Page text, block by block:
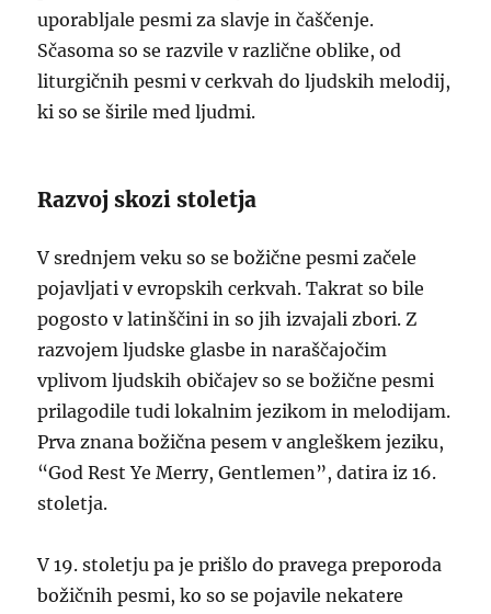
uporabljale pesmi za slavje in čaščenje.
Sčasoma so se razvile v različne oblike, od
liturgičnih pesmi v cerkvah do ljudskih melodij,
ki so se širile med ljudmi.
Razvoj skozi stoletja
V srednjem veku so se božične pesmi začele
pojavljati v evropskih cerkvah. Takrat so bile
pogosto v latinščini in so jih izvajali zbori. Z
razvojem ljudske glasbe in naraščajočim
vplivom ljudskih običajev so se božične pesmi
prilagodile tudi lokalnim jezikom in melodijam.
Prva znana božična pesem v angleškem jeziku,
“God Rest Ye Merry, Gentlemen”, datira iz 16.
stoletja.
V 19. stoletju pa je prišlo do pravega preporoda
božičnih pesmi, ko so se pojavile nekatere